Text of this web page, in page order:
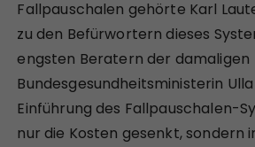
Fallpauschalen gehörte Karl
zu den Befürwortern dieses
engsten Beratern der damaligen
Bundesgesundheitsministerin
Einführung des Fallpauschalen-
nur die Kosten gesenkt, sondern